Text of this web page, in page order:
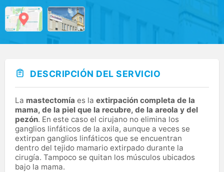
DESCRIPCIÓN DEL SERVICIO
La mastectomía es la extirpación completa de la
mama, de la piel que la recubre, de la areola y del
pezón. En este caso el cirujano no elimina los
ganglios linfáticos de la axila, aunque a veces se
extirpan ganglios linfáticos que se encuentran
dentro del tejido mamario extirpado durante la
cirugía. Tampoco se quitan los músculos ubicados
bajo la mama.